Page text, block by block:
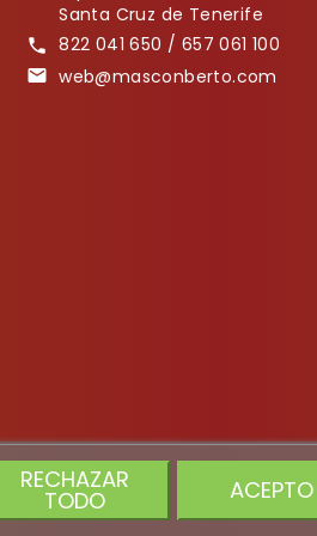
RECHAZAR
TODO ACEPTO
Santa Cruz de Tenerife
 822 041 650 / 657 061 100
 web@masconberto.com